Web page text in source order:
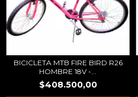
BICICLETA MTB FIRE BIRD R26
HOMBRE 18V -...
$408.500,00